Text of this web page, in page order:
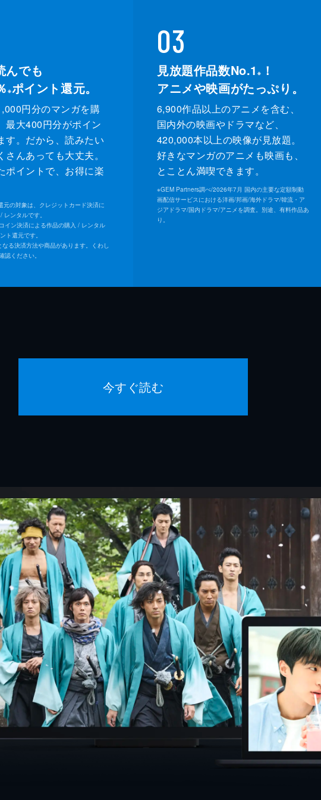
んでも
※ポイント還元。
円分のマンガを購
最大400円分がポイン
す。だから、読みたい
さんあっても大丈夫。
ポイントで、お得に楽
元の対象は、クレジットカード決済に
ンタルです。
イン決済による作品の購入 / レンタル
ト還元です。
なる決済方法や商品があります。くわし
認ください。
03
見放題作品数No.1 ※
！
アニメや映画がたっぷり。
6,900作品以上のアニメを含む、
国内外の映画やドラマなど、
420,000本以上の映像が見放題。
好きなマンガのアニメも映画も、
とことん満喫できます。
※GEM Partners調べ/2026年7⽉ 国内の主要な定額制動
画配信サービスにおける洋画/邦画/海外ドラマ/韓流・ア
ジアドラマ/国内ドラマ/アニメを調査。別途、有料作品あ
り。
今すぐ読む